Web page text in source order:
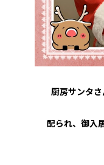
厨房サンタ
配られ、御入